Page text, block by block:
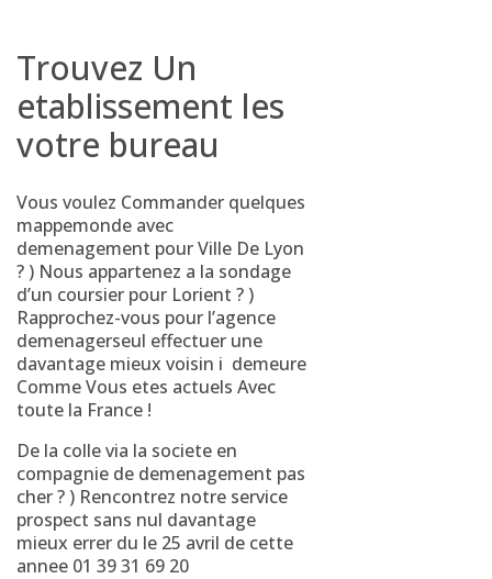
Trouvez Un
etablissement les
votre bureau
Vous voulez Commander quelques
mappemonde avec
demenagement pour Ville De Lyon
? ) Nous appartenez a la sondage
d’un coursier pour Lorient ? )
Rapprochez-vous pour l’agence
demenagerseul effectuer une
davantage mieux voisin i demeure
Comme Vous etes actuels Avec
toute la France !
De la colle via la societe en
compagnie de demenagement pas
cher ? ) Rencontrez notre service
prospect sans nul davantage
mieux errer du le 25 avril de cette
annee 01 39 31 69 20